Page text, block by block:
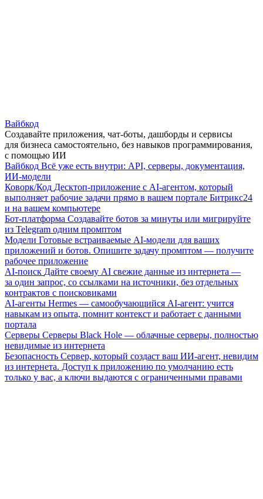
Вайбкод
Создавайте приложения, чат-боты, дашборды и сервисы
для бизнеса самостоятельно, без навыков программирования,
с помощью ИИ
Вайбкод Всё уже есть внутри: API, серверы, документация,
ИИ-модели
Коворк/Код Десктоп-приложение с AI-агентом, который
выполняет рабочие задачи прямо в вашем портале Битрикс24
и на вашем компьютере
Бот-платформа Создавайте ботов за минуты или мигрируйте
из Telegram одним промптом
Модели Готовые встраиваемые AI-модели для ваших
приложений и ботов. Опишите задачу промптом — получите
рабочее приложение
AI-поиск Дайте своему AI свежие данные из интернета —
за один запрос, со ссылками на источники, без отдельных
контрактов с поисковиками
AI-агенты Hermes — самообучающийся AI-агент: учится
навыкам из опыта, помнит контекст и работает с данными
портала
Серверы Серверы Black Hole — облачные серверы, полностью
невидимые из интернета
Безопасность Сервер, который создаст ваш ИИ-агент, невидим
из интернета. Доступ к приложению по умолчанию есть
только у вас, а ключи выдаются с ограниченными правами